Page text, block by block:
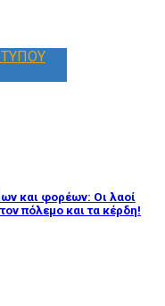
και φορέων: Οι λαοί
πόλεμο και τα κέρδη!